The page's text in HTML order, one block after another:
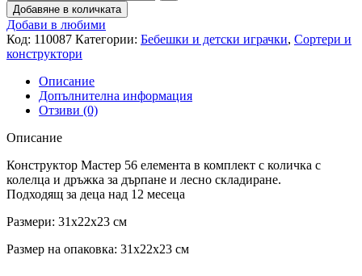
Добавяне в количката
Добави в любими
Код: 110087 Категории: Бебешки и детски играчки, Сортери и
конструктори
Описание
Допълнителна информация
Отзиви (0)
Описание
Конструктор Мастер 56 елемента в комплект с количка с
колелца и дръжка за дърпане и лесно складиране.
Подходящ за деца над 12 месеца
Размери: 31x22x23 см
Размер на опаковка: 31x22x23 см